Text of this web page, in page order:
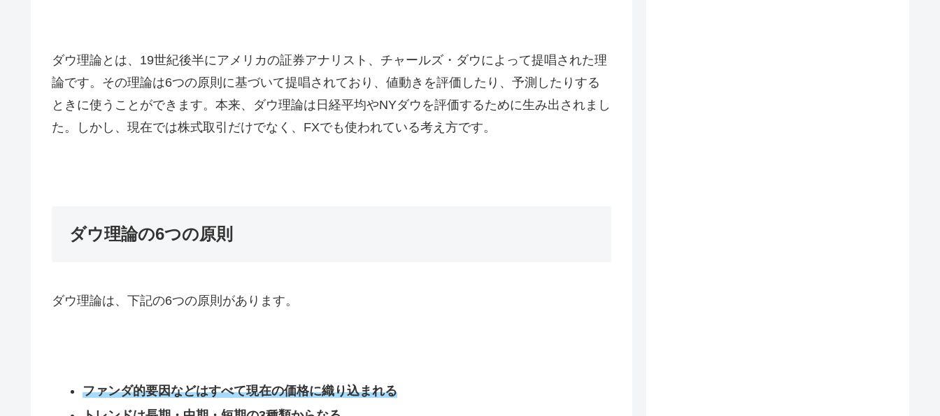
ダウ理論とは、 19世紀後半にアメリカの証券アナリスト、チャールズ・ダウによって提唱された理
論です。その理論は6つの原則に基づいて提唱されており、値動きを評価したり、予測したりする
ときに使うことができます。本来、ダウ理論は日経平均やNYダウを評価するために生み出されまし
た。しかし、現在では株式取引だけでなく、 FXでも使われている考え方です。
ダウ理論の6つの原則
ダウ理論は、下記の6つの原則があります。
ファンダ的要因などはすべて現在の価格に織り込まれる